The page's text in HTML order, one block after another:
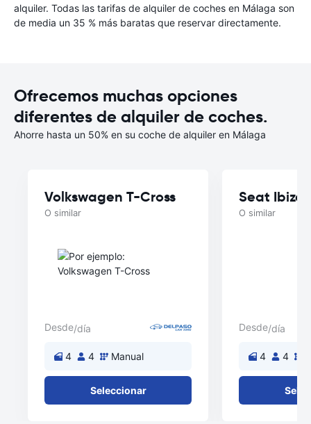
alquiler. Todas las tarifas de alquiler de coches en Málaga son
de media un 35 % más baratas que reservar directamente.
Ofrecemos muchas opciones
diferentes de alquiler de coches.
Ahorre hasta un 50% en su coche de alquiler en Málaga
Volkswagen T-Cross
O similar
Desde/día
4 4 Manual
Seleccionar
Seat Ibiza
O similar
Desde/día
4 4